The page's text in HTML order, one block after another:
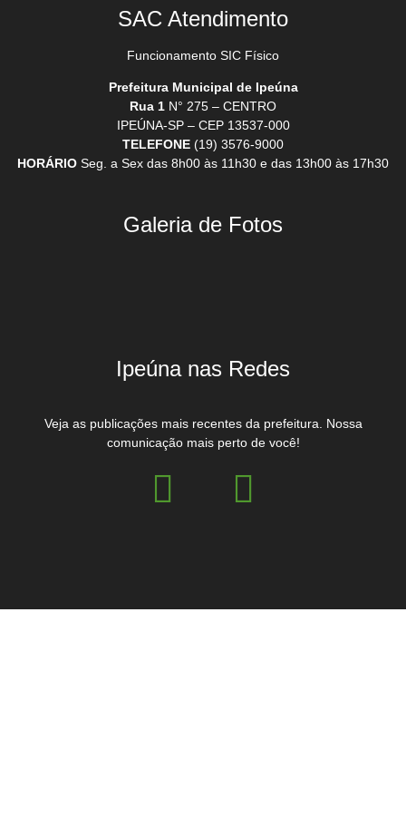
SAC Atendimento
Funcionamento SIC Físico
Prefeitura Municipal de Ipeúna
Rua 1 N° 275 – CENTRO
IPEÚNA-SP – CEP 13537-000
TELEFONE (19) 3576-9000
HORÁRIO Seg. a Sex das 8h00 às 11h30 e das 13h00 às 17h30
Galeria de Fotos
Ipeúna nas Redes
Veja as publicações mais recentes da prefeitura. Nossa
comunicação mais perto de você!